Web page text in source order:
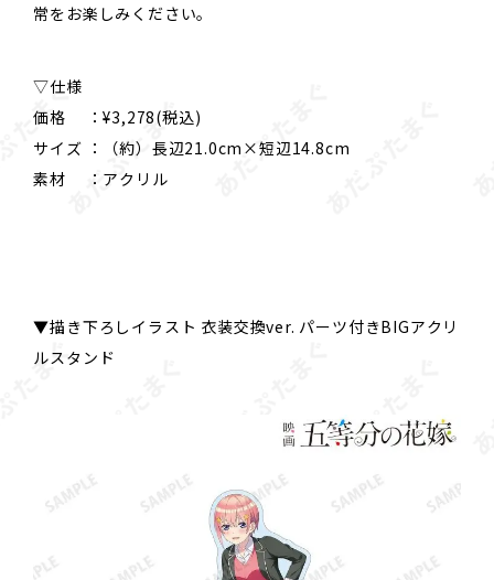
常をお楽しみください。
▽仕様
価格 ：¥3,278(税込)
サイズ ：（約）長辺21.0cm×短辺14.8cm
素材 ：アクリル
▼描き下ろしイラスト 衣装交換ver. パーツ付きBIGアクリ
ルスタンド